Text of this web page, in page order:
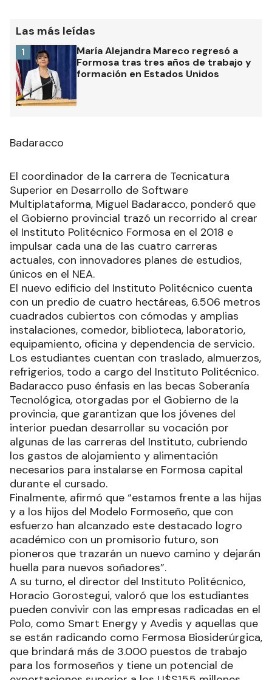
Las más leídas
María Alejandra Mareco regresó a
Formosa tras tres años de trabajo y
formación en Estados Unidos
1
Badaracco
El coordinador de la carrera de Tecnicatura
Superior en Desarrollo de Software
Multiplataforma, Miguel Badaracco, ponderó que
el Gobierno provincial trazó un recorrido al crear
el Instituto Politécnico Formosa en el 2018 e
impulsar cada una de las cuatro carreras
actuales, con innovadores planes de estudios,
únicos en el NEA.
El nuevo edificio del Instituto Politécnico cuenta
con un predio de cuatro hectáreas, 6.506 metros
cuadrados cubiertos con cómodas y amplias
instalaciones, comedor, biblioteca, laboratorio,
equipamiento, oficina y dependencia de servicio.
Los estudiantes cuentan con traslado, almuerzos,
refrigerios, todo a cargo del Instituto Politécnico.
Badaracco puso énfasis en las becas Soberanía
Tecnológica, otorgadas por el Gobierno de la
provincia, que garantizan que los jóvenes del
interior puedan desarrollar su vocación por
algunas de las carreras del Instituto, cubriendo
los gastos de alojamiento y alimentación
necesarios para instalarse en Formosa capital
durante el cursado.
Finalmente, afirmó que “estamos frente a las hijas
y a los hijos del Modelo Formoseño, que con
esfuerzo han alcanzado este destacado logro
académico con un promisorio futuro, son
pioneros que trazarán un nuevo camino y dejarán
huella para nuevos soñadores”.
A su turno, el director del Instituto Politécnico,
Horacio Gorostegui, valoró que los estudiantes
pueden convivir con las empresas radicadas en el
Polo, como Smart Energy y Avedis y aquellas que
se están radicando como Fermosa Biosiderúrgica,
que brindará más de 3.000 puestos de trabajo
para los formoseños y tiene un potencial de